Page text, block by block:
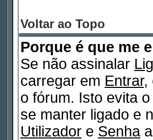
Voltar ao Topo
Porque é que me
Se não assinalar
carregar em Entrar,
o fórum. Isto evita
se manter ligado e
Utilizador e Senha